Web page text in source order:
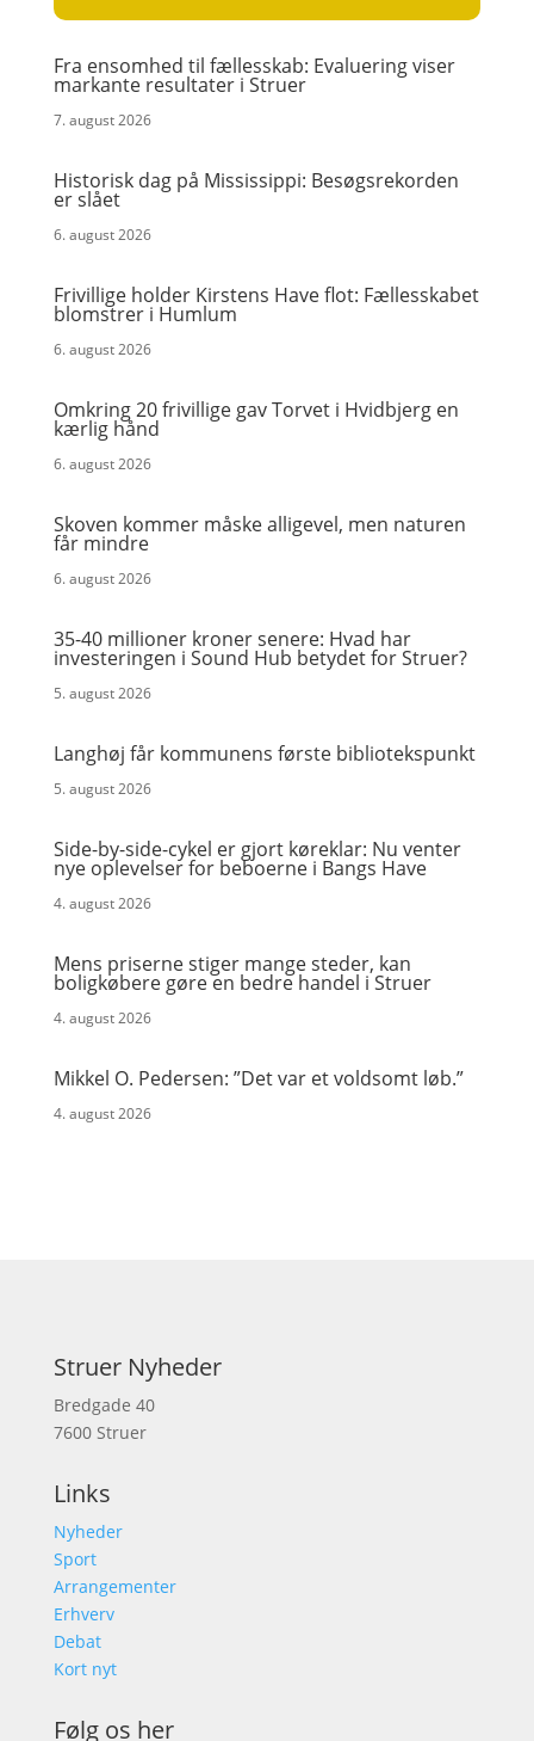
Fra ensomhed til fællesskab: Evaluering viser
markante resultater i Struer
7. august 2026
Historisk dag på Mississippi: Besøgsrekorden
er slået
6. august 2026
Frivillige holder Kirstens Have flot: Fællesskabet
blomstrer i Humlum
6. august 2026
Omkring 20 frivillige gav Torvet i Hvidbjerg en
kærlig hånd
6. august 2026
Skoven kommer måske alligevel, men naturen
får mindre
6. august 2026
35-40 millioner kroner senere: Hvad har
investeringen i Sound Hub betydet for Struer?
5. august 2026
Langhøj får kommunens første bibliotekspunkt
5. august 2026
Side-by-side-cykel er gjort køreklar: Nu venter
nye oplevelser for beboerne i Bangs Have
4. august 2026
Mens priserne stiger mange steder, kan
boligkøbere gøre en bedre handel i Struer
4. august 2026
Mikkel O. Pedersen: ”Det var et voldsomt løb.”
4. august 2026
Struer Nyheder
Bredgade 40
7600 Struer
Links
Nyheder
Sport
Arrangementer
Erhverv
Debat
Kort nyt
Følg os her